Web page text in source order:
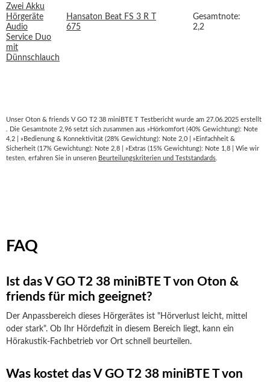
Hansaton Beat FS 3 R T
675
Gesamtnote:
2,2
Unser Oton & friends V GO T2 38 miniBTE T Testbericht wurde am 27.06.2025 erstellt
. Die Gesamtnote 2,96 setzt sich zusammen aus »Hörkomfort (40% Gewichtung): Note
4,2 | »Bedienung & Konnektivität (28% Gewichtung): Note 2,0 | »Einfachheit &
Sicherheit (17% Gewichtung): Note 2,8 | »Extras (15% Gewichtung): Note 1,8 | Wie wir
testen, erfahren Sie in unseren Beurteilungskriterien und Teststandards.
FAQ
Ist das V GO T2 38 miniBTE T von Oton &
friends für mich geeignet?
Der Anpassbereich dieses Hörgerätes ist "Hörverlust leicht, mittel
oder stark". Ob Ihr Hördefizit in diesem Bereich liegt, kann ein
Hörakustik-Fachbetrieb vor Ort schnell beurteilen.
Was kostet das V GO T2 38 miniBTE T von